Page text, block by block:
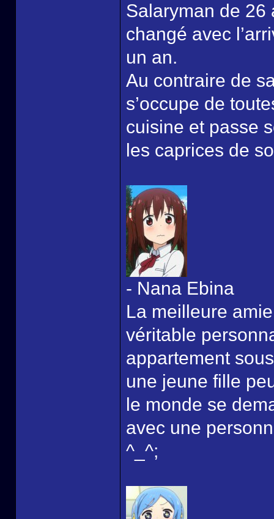
Salaryman de 26
changé avec
un an.
Au contraire de
s’occupe de
cuisine et passe
les caprices de
- Nana Ebina
La meilleure
véritable
appartement
une jeune fille
le monde se
avec une
^_^;